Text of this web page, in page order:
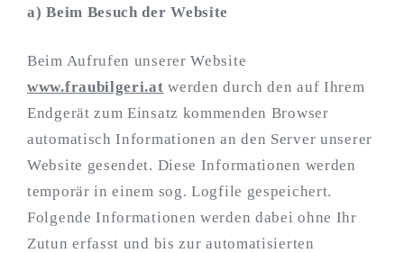
a) Beim Besuch der Website
Beim Aufrufen unserer Website
www.fraubilgeri.at werden durch den auf Ihrem
Endgerät zum Einsatz kommenden Browser
automatisch Informationen an den Server unserer
Website gesendet. Diese Informationen werden
temporär in einem sog. Logfile gespeichert.
Folgende Informationen werden dabei ohne Ihr
Zutun erfasst und bis zur automatisierten